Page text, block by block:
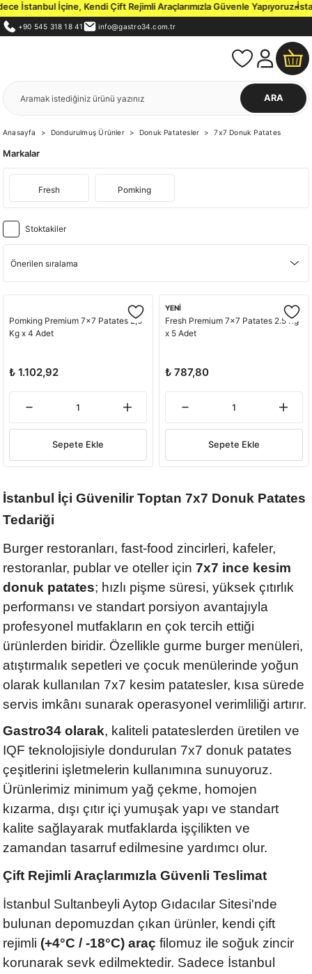
İstanbul İçine, Kendi Çift Rejimli Araçlarımızla Güvenle Yapıyoruz.
+90 545 318 18 41 info@gastro34.com.tr
ARA
Anasayfa Dondurulmuş Ürünler Donuk Patatesler 7x7 Donuk Patates
Markalar
Fresh Pomking
Stoktakiler
Pomking Premium 7x7 Patates 2,5
Kg x 4 Adet
₺ 1.102,92
Sepete Ekle
YENİ
Fresh Premium 7x7 Patates 2.5 Kg
x 5 Adet
₺ 787,80
Sepete Ekle
İstanbul İçi Güvenilir Toptan 7x7 Donuk Patates
Tedariği
Burger restoranları, fast-food zincirleri, kafeler,
restoranlar, publar ve oteller için 7x7 ince kesim
donuk patates; hızlı pişme süresi, yüksek çıtırlık
performansı ve standart porsiyon avantajıyla
profesyonel mutfakların en çok tercih ettiği
ürünlerden biridir. Özellikle gurme burger menüleri,
atıştırmalık sepetleri ve çocuk menülerinde yoğun
olarak kullanılan 7x7 kesim patatesler, kısa sürede
servis imkânı sunarak operasyonel verimliliği artırır.
Gastro34 olarak, kaliteli patateslerden üretilen ve
IQF teknolojisiyle dondurulan 7x7 donuk patates
çeşitlerini işletmelerin kullanımına sunuyoruz.
Ürünlerimiz minimum yağ çekme, homojen
kızarma, dışı çıtır içi yumuşak yapı ve standart
kalite sağlayarak mutfaklarda işçilikten ve
zamandan tasarruf edilmesine yardımcı olur.
Çift Rejimli Araçlarımızla Güvenli Teslimat
İstanbul Sultanbeyli Aytop Gıdacılar Sitesi'nde
bulunan depomuzdan çıkan ürünler, kendi çift
rejimli (+4°C / -18°C) araç filomuz ile soğuk zincir
korunarak sevk edilmektedir. Sadece İstanbul